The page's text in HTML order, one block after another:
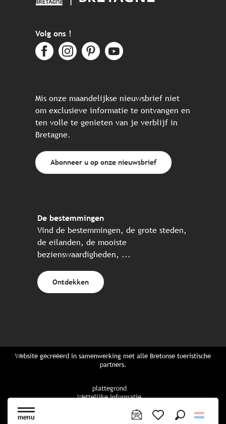
menu
Volg ons !
Mis onze maandelijkse nieuwsbrief niet
om exclusieve informatie te ontvangen en
ten volle te genieten van je verblijf in
Bretagne.
Abonneer u op onze nieuwsbrief
De bestemmingen
Vind de bestemmingen, de grote steden,
de eilanden, de mooiste
bezienswaardigheden, ...
Ontdekken
Website gecreëerd in samenwerking met alle Bretonse toeristische
partners.
plattegrond
Wettelijke informatie